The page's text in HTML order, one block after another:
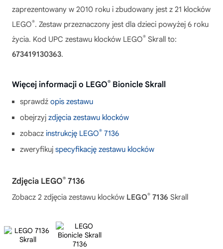
zaprezentowany w 2010 roku i zbudowany jest z 21 klocków
LEGO®. Zestaw przeznaczony jest dla dzieci powyżej 6 roku
życia. Kod UPC zestawu klocków LEGO® Skrall to:
673419130363.
Więcej informacji o LEGO® Bionicle Skrall
sprawdź opis zestawu
obejrzyj zdjęcia zestawu klocków
zobacz instrukcję LEGO® 7136
zweryfikuj specyfikację zestawu klocków
Zdjęcia LEGO® 7136
Zobacz 2 zdjęcia zestawu klocków LEGO® 7136 Skrall